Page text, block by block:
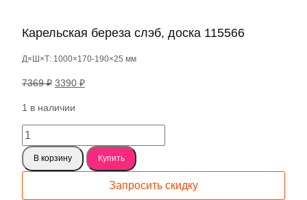
Карельская береза слэб, доска 115566
Д×Ш×Т: 1000×170-190×25 мм
7369₽ Первоначальная
составляла
7369 ₽.
3390 ₽Текущая
1 в наличии
Количество
товара
Карельская
береза
В корзину Купить
Запросить скидку